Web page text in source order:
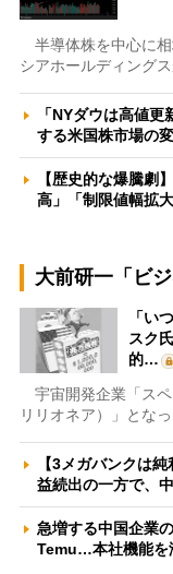
半導体株を中心に相
シアホールディング
「NYダウは高値
する米国株市場
【歴史的な爆騰劇
高」「制限値幅
大前研一「ビ
「い
スク
的…
宇宙開発企業「スペ
リリオネア）」とな
【3メガバンクは
益続出の一方で、
急増する中国企業
Temu…本社機能